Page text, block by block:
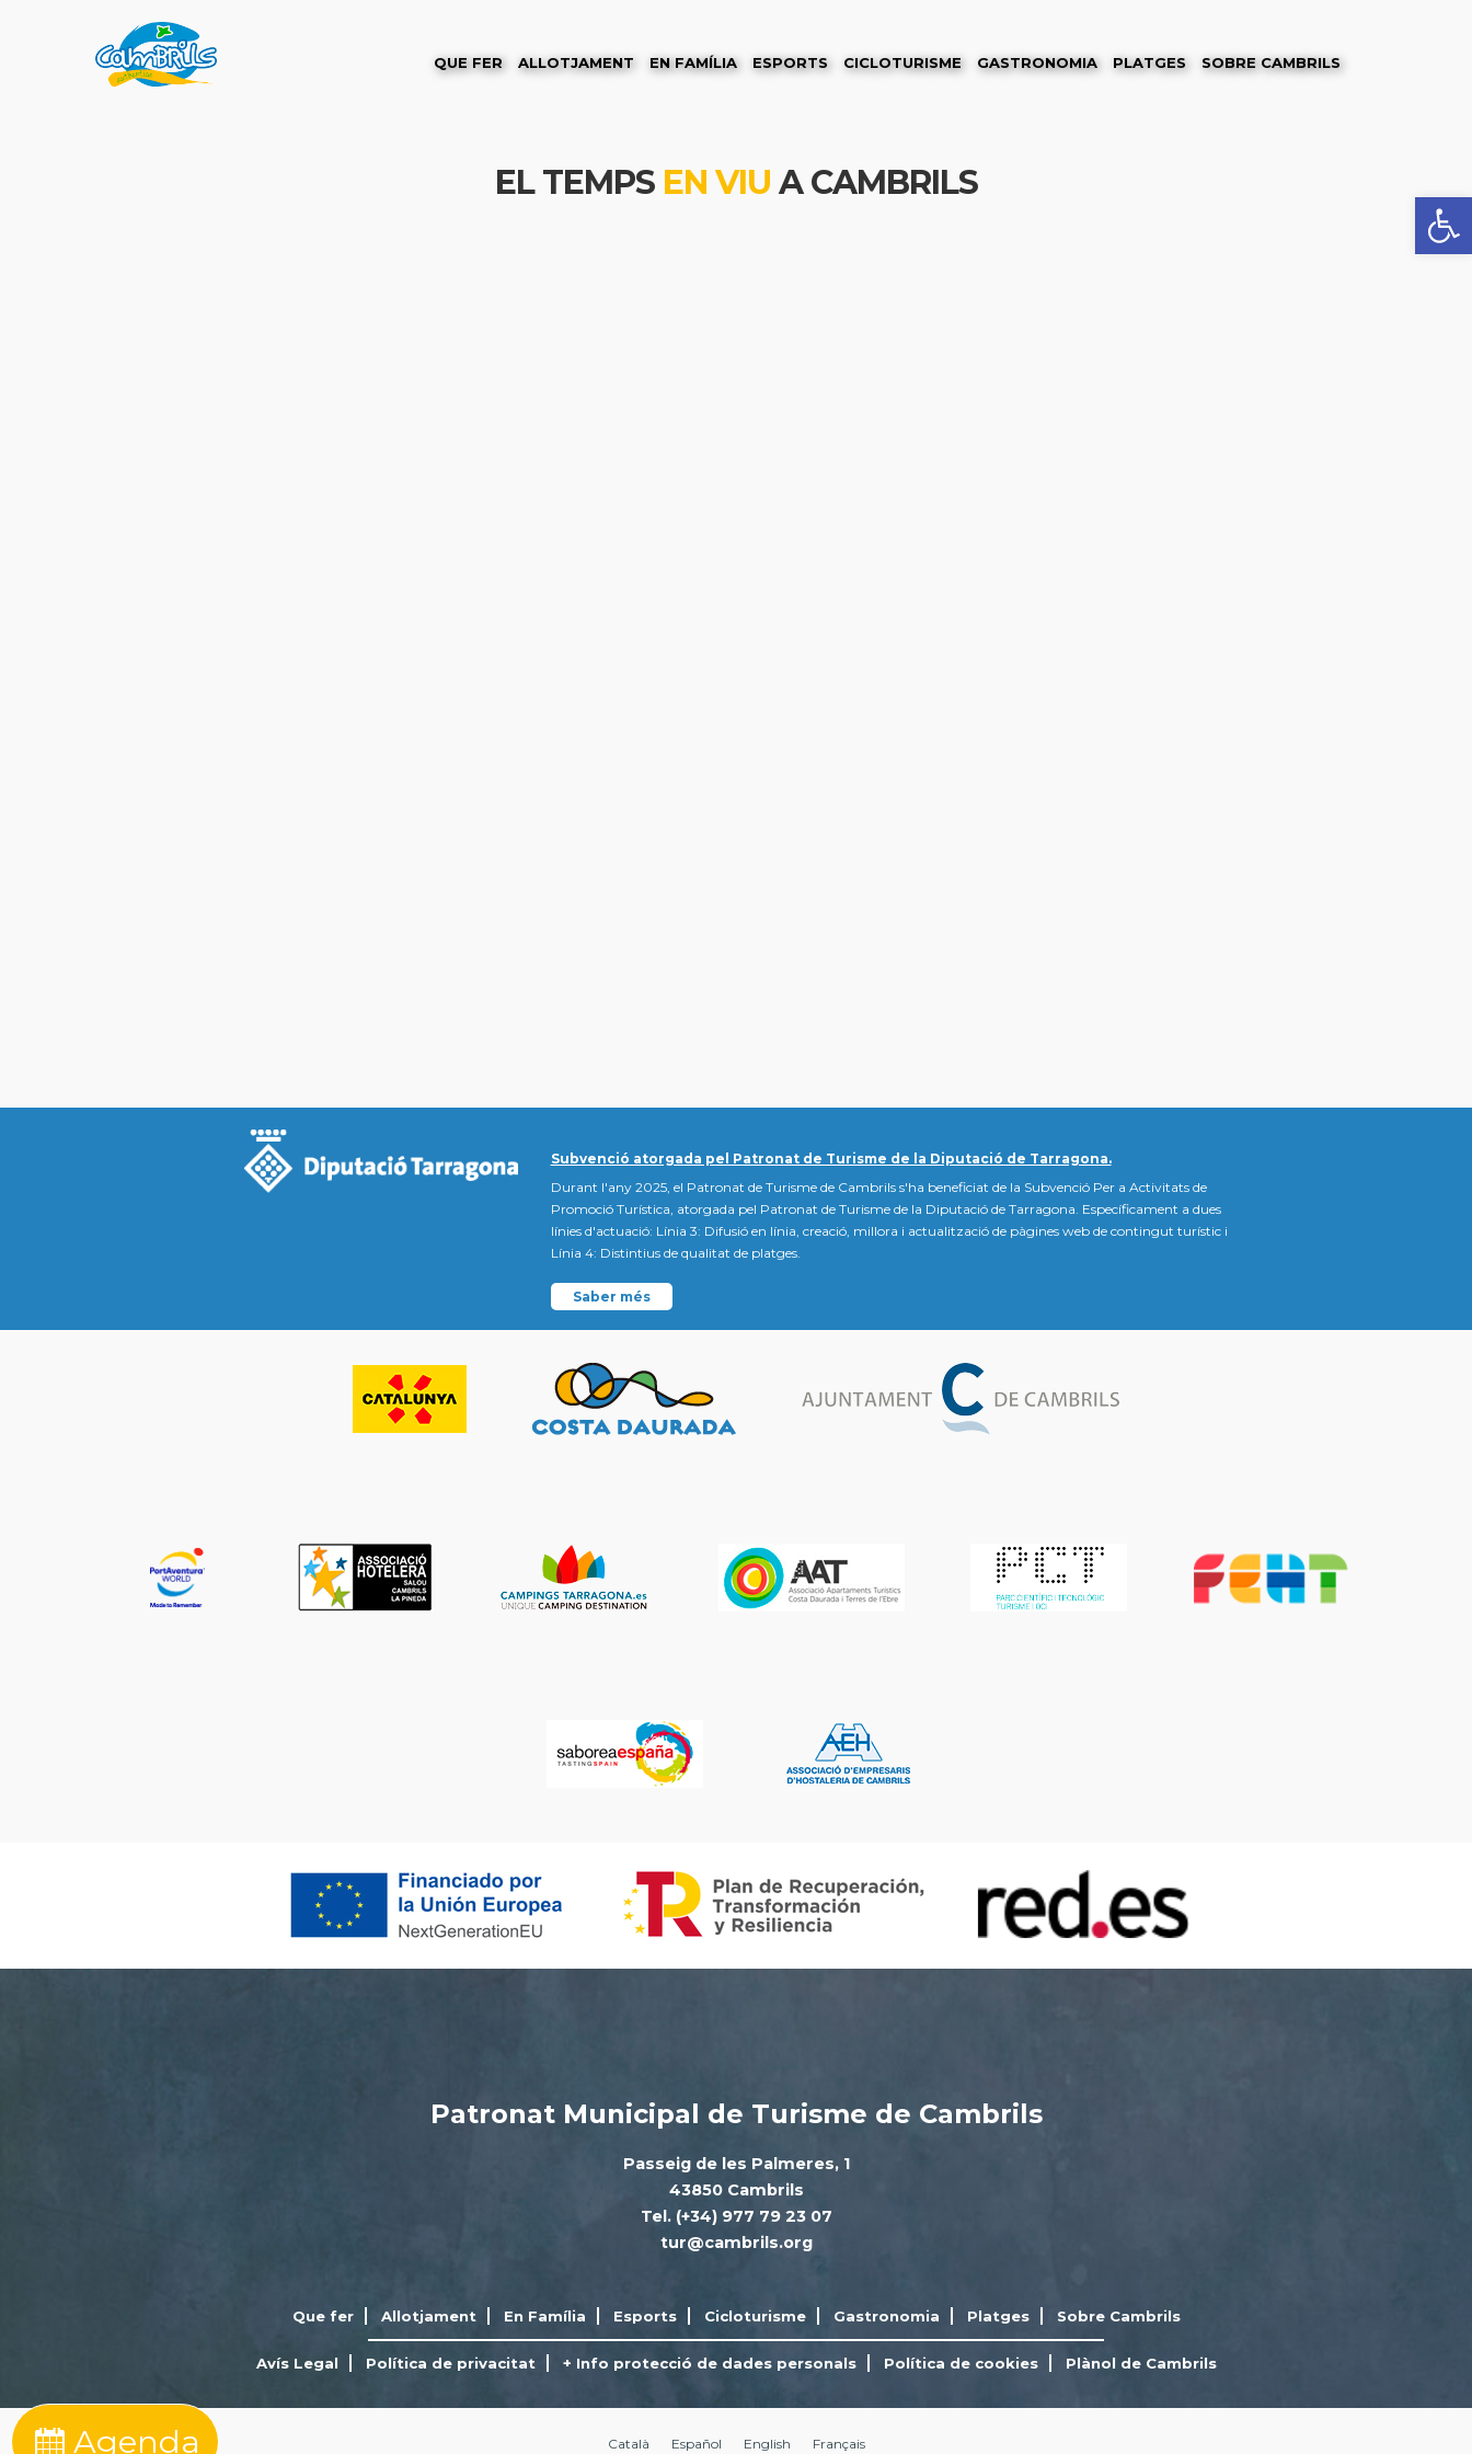
Obre
QUE FER ALLOTJAMENT EN FAMÍLIA ESPORTS CICLOTURISME GASTRONOMIA PLATGES SOBRE CAMBRILS
EL TEMPS EN VIU A CAMBRILS
Subvenció atorgada pel Patronat de Turisme de la Diputació de Tarragona.
Durant l'any 2025, el Patronat de Turisme de Cambrils s'ha beneficiat de la Subvenció Per a Activitats de
Promoció Turística, atorgada pel Patronat de Turisme de la Diputació de Tarragona. Específicament a dues
línies d'actuació: Línia 3: Difusió en línia, creació, millora i actualització de pàgines web de contingut turístic i
Línia 4: Distintius de qualitat de platges.
Saber més
Patronat Municipal de Turisme de Cambrils
Passeig de les Palmeres, 1
43850 Cambrils
Tel. (+34) 977 79 23 07
tur@cambrils.org
Que fer Allotjament En Família Esports Cicloturisme Gastronomia Platges Sobre Cambrils
Avís Legal Política de privacitat + Info protecció de dades personals Política de cookies Plànol de Cambrils
Català Español English Français